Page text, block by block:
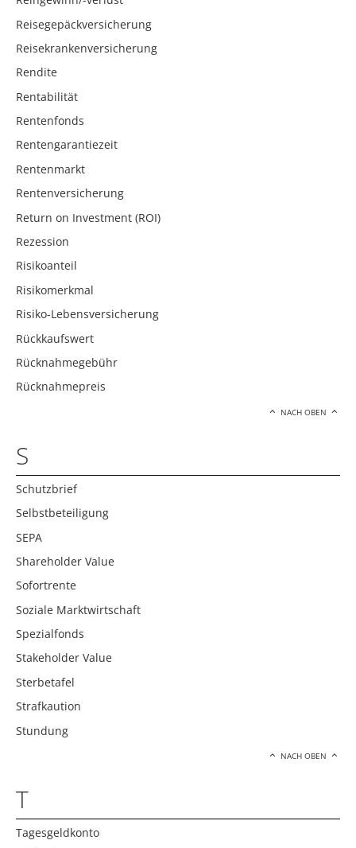
Reisegepäckversicherung
Reisekrankenversicherung
Rendite
Rentabilität
Rentenfonds
Rentengarantiezeit
Rentenmarkt
Rentenversicherung
Return on Investment (ROI)
Rezession
Risikoanteil
Risikomerkmal
Risiko-Lebensversicherung
Rückkaufswert
Rücknahmegebühr
Rücknahmepreis
NACH OBEN
S
Schutzbrief
Selbstbeteiligung
SEPA
Shareholder Value
Sofortrente
Soziale Marktwirtschaft
Spezialfonds
Stakeholder Value
Sterbetafel
Strafkaution
Stundung
NACH OBEN
T
Tagesgeldkonto